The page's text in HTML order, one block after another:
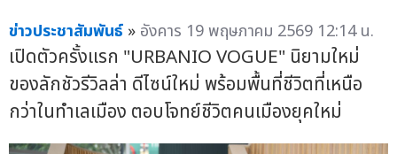
ข่าวประชาสัมพันธ์ » อังคาร 19 พฤษภาคม 2569 12:14 น.
เปิดตัวครั้งแรก "URBANIO VOGUE" นิยามใหม่
ของลักชัวรีวิลล่า ดีไซน์ใหม่ พร้อมพื้นที่ชีวิตที่เหนือ
กว่าในทำเลเมือง ตอบโจทย์ชีวิตคนเมืองยุคใหม่